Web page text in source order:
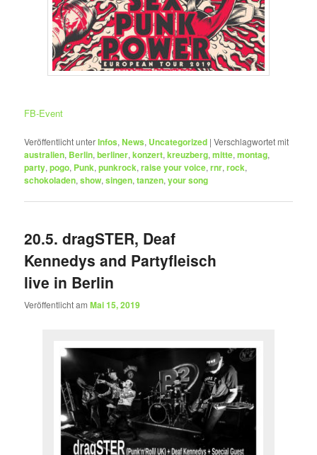
FB-Event
Veröffentlicht unterInfos,News, Uncategorized |Verschlagwortet mit
australien, Berlin,berliner,konzert,kreuzberg,mitte,montag,
party,pogo, Punk,punkrock,raise your voice,rnr,rock,
schokoladen,show,singen,tanzen,your song
20.5. dragSTER, Deaf
Kennedys and Partyfleisch
live in Berlin
Veröffentlicht amMai 15, 2019